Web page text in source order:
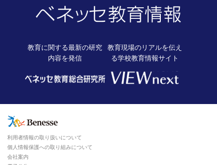
教育に関する最新の研究
内容を発信
教育現場のリアルを伝え
る学校教育情報サイト
利用者情報の取り扱いについて
個人情報保護への取り組みについて
会社案内